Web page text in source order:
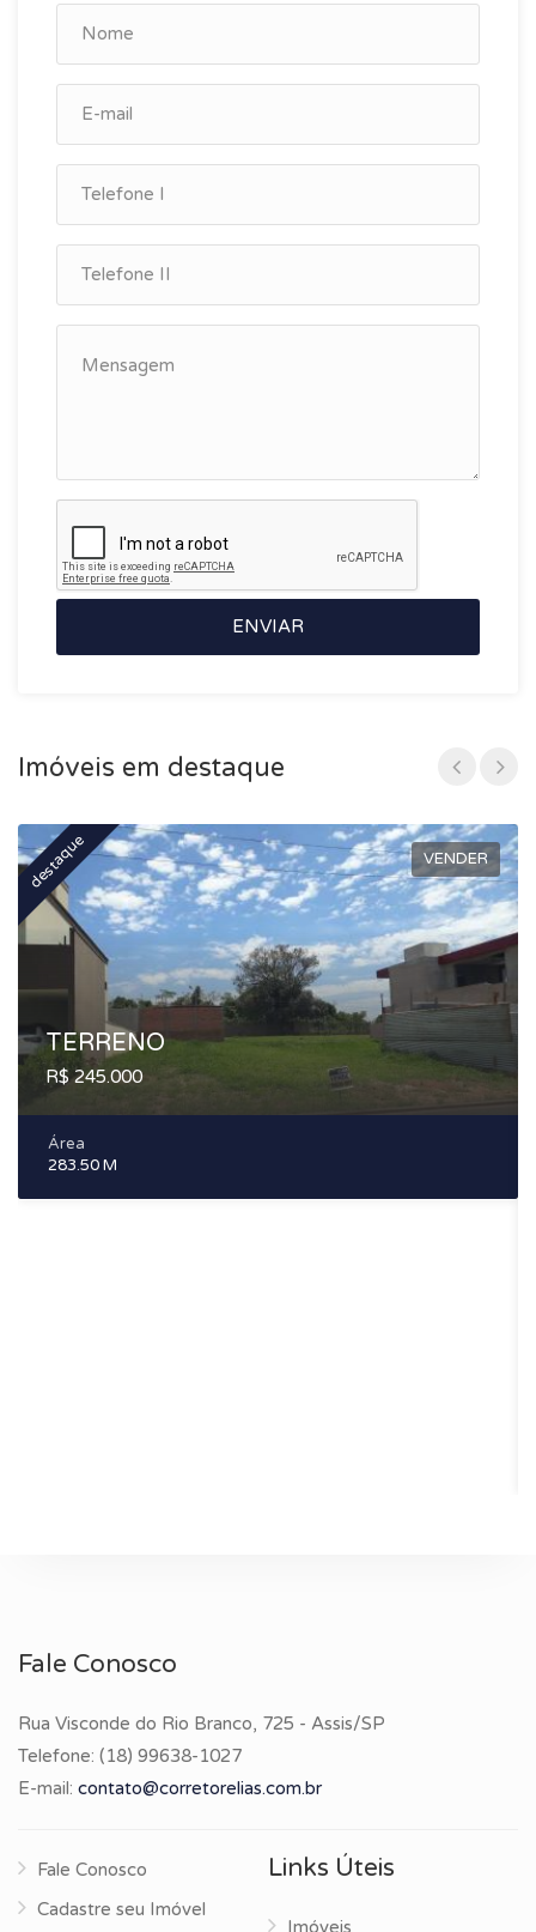
ENVIAR
Imóveis em destaque
destaque VENDER
TERRENO
R$ 245.000
Área
283.50 M
Fale Conosco
Rua Visconde do Rio Branco, 725 - Assis/SP
Telefone: (18) 99638-1027
E-mail: contato@corretorelias.com.br
Fale Conosco
Cadastre seu Imóvel
Links Úteis
Imóveis